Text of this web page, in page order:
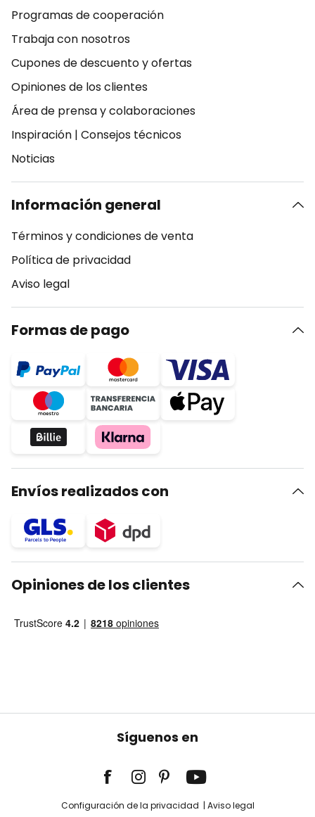
Programas de cooperación
Trabaja con nosotros
Cupones de descuento y ofertas
Opiniones de los clientes
Área de prensa y colaboraciones
Inspiración | Consejos técnicos
Noticias
Información general
Términos y condiciones de venta
Política de privacidad
Aviso legal
Formas de pago
Envíos realizados con
Opiniones de los clientes
Síguenos en
Configuración de la privacidad Aviso legal